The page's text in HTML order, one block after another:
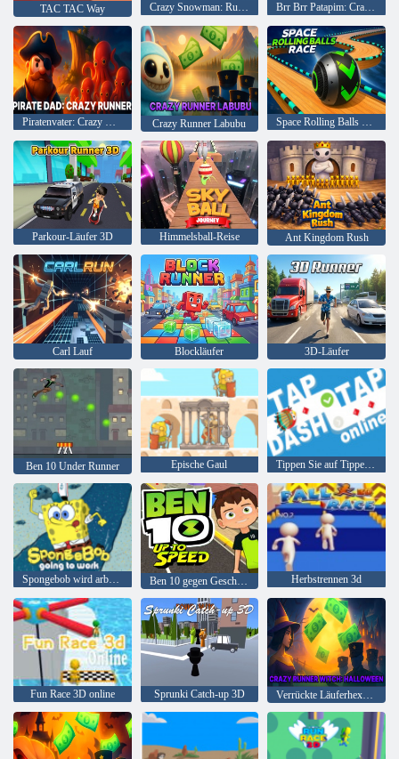
TAC TAC Way Crazy Snowman: Runner-Spiel Brr Brr Patapim: Crazy Runner-Spiel
Piratenvater: Crazy Runner Crazy Runner Labubu Space Rolling Balls Race
Parkour-Läufer 3D Himmelsball-Reise Ant Kingdom Rush
Carl Lauf Blockläufer 3D-Läufer
Ben 10 Under Runner Epische Gaul Tippen Sie auf Tippen Sie auf Dash Online
Spongebob wird arbeiten Ben 10 gegen Geschwindigkeit Herbstrennen 3d
Fun Race 3D online Sprunki Catch-up 3D Verrückte Läuferhexe Halloween